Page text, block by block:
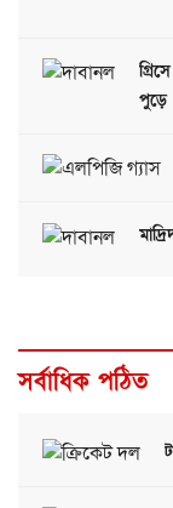
পুড়ে
সর্বাধিক পঠিত